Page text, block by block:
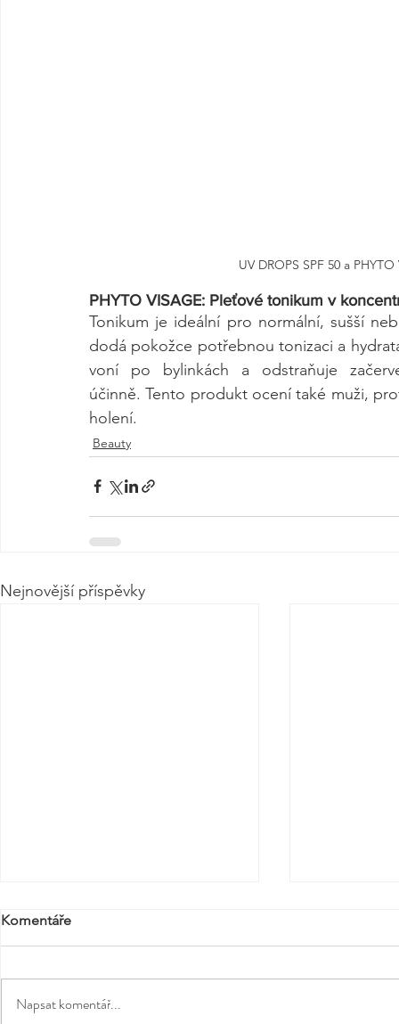
UV DROPS SPF 50 a
PHYTO VISAGE: Pleťové tonikum v
Tonikum je ideální pro normální, sušší
dodá pokožce potřebnou tonizaci a
voní po bylinkách a odstraňuje
účinně. Tento produkt ocení také muži,
holení.
Beauty
Nejnovější příspěvky
Komentáře
Napsat komentář...